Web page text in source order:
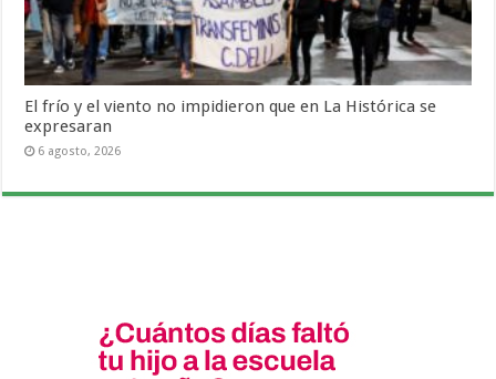
El frío y el viento no impidieron que en La Histórica se
expresaran
6 agosto, 2026